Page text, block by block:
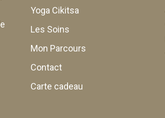
Yoga Cikitsa
Les Soins
Mon Parcours
Contact
Carte cadeau